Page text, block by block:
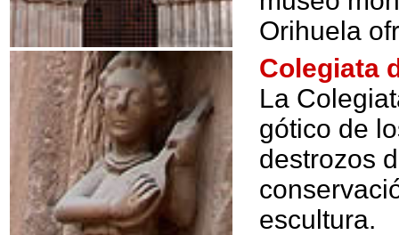
Orihuela
Colegiata
La
gótico de
destrozos
escultura.